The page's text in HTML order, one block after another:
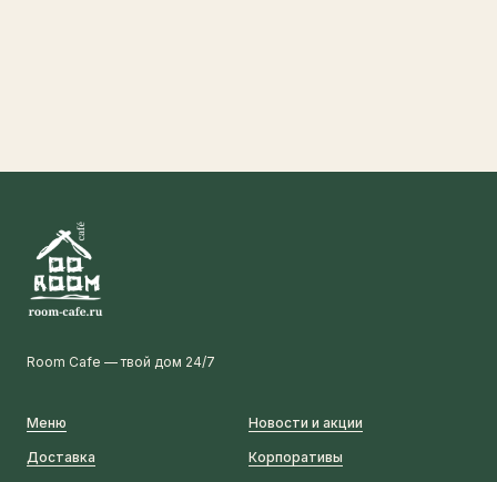
Room Cafe — твой дом 24/7
Меню
Доставка
Новости и акции
Корпоративы